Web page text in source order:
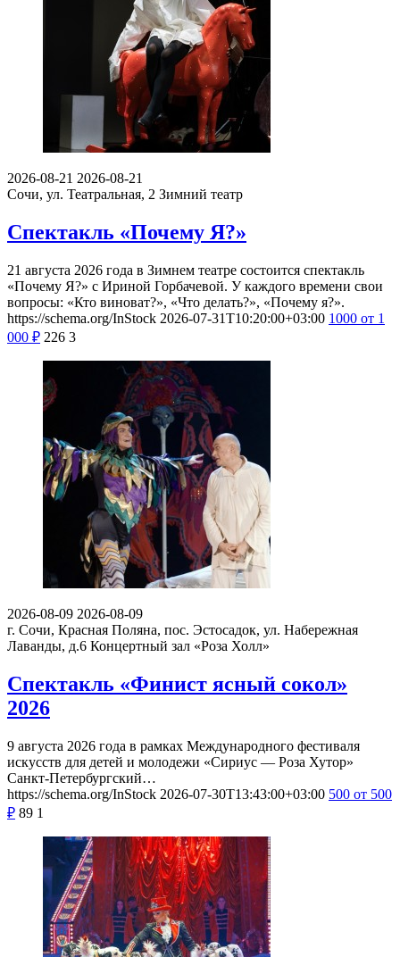
2026-08-21 2026-08-21
Сочи, ул. Театральная, 2 Зимний театр
Спектакль «Почему Я?»
21 августа 2026 года в Зимнем театре состоится спектакль
«Почему Я?» с Ириной Горбачевой. У каждого времени свои
вопросы: «Кто виноват?», «Что делать?», «Почему я?».
https://schema.org/InStock 2026-07-31T10:20:00+03:00 1000 от 1
000 ₽ 226 3
2026-08-09 2026-08-09
г. Сочи, Красная Поляна, пос. Эстосадок, ул. Набережная
Лаванды, д.6 Концертный зал «Роза Холл»
Спектакль «Финист ясный сокол»
2026
9 августа 2026 года в рамках Международного фестиваля
искусств для детей и молодежи «Сириус — Роза Хутор»
Санкт-Петербургский…
https://schema.org/InStock 2026-07-30T13:43:00+03:00 500 от 500
₽ 89 1